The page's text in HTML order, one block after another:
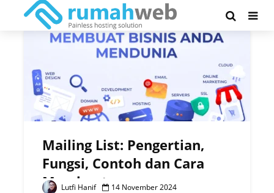
Tag - mailman
Mailing List: Pengertian,
Fungsi, Contoh dan Cara
Membuatnya
Lutfi Hanif 14 November 2024